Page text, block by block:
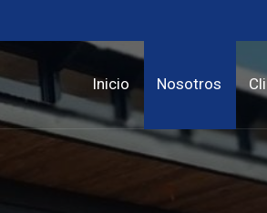
Inicio Nosotros